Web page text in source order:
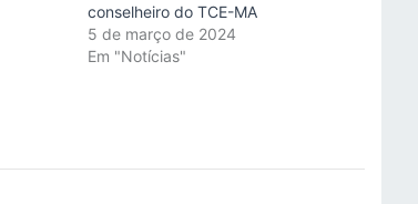
conselheiro do TCE-MA
5 de março de 2024
Em "Notícias"